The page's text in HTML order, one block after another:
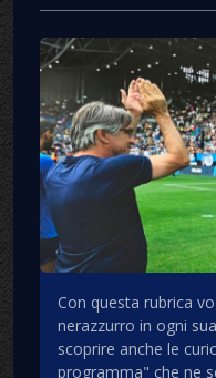
Con questa rubrica
nerazzurro in ogni
scoprire anche le
programma" che ne